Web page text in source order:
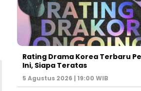
Rating Drama Korea Terbaru
Ini, Siapa Teratas
5 Agustus 2026 | 19:00 WIB